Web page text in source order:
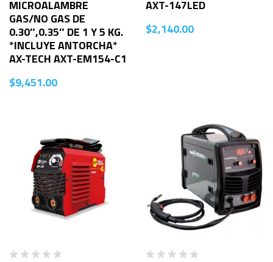
MICROALAMBRE
GAS/NO GAS DE
0.30″,0.35″ DE 1 Y 5 KG.
*INCLUYE ANTORCHA*
AX-TECH AXT-EM154-C1
$9,451.00
AXT-147LED
$2,140.00